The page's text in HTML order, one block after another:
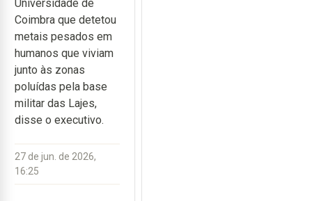
Universidade de
Coimbra que detetou
metais pesados em
humanos que viviam
junto às zonas
poluídas pela base
militar das Lajes,
disse o executivo.
27 de jun. de 2026,
16:25